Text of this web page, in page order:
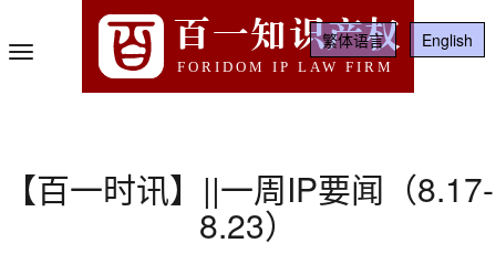
百一知识产权
FORIDOM IP LAW FIRM
English
繁体语言
Toggle
Navigation
【百一时讯】||一周IP要闻（8.17-
8.23）